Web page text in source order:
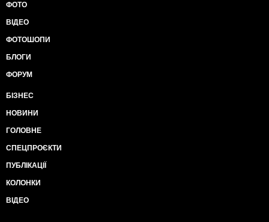
ФОТО
ВІДЕО
ФОТОШОПИ
БЛОГИ
ФОРУМ
БІЗНЕС
НОВИНИ
ГОЛОВНЕ
СПЕЦПРОЄКТИ
ПУБЛІКАЦІЇ
КОЛОНКИ
ВІДЕО